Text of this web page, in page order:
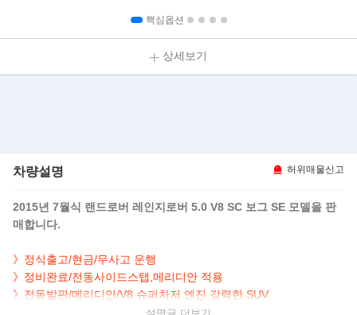
핵심옵션
상세보기
차량설명 허위매물신고
2015년 7월식 랜드로버 레인 지로버 5.0 V8 SC 보그 SE 모델을 판
매합니다.
》정식출고/현금/무사고 운행
》 정비완료/전동사이드스탭,메리디안 적용
》전동발판/메리디안/V8 슈퍼차저 엔진 강력한 SUV